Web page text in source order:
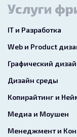
Услуги
IT и Разработка
Web и Product
Графический
Дизайн среды
Копирайтинг и
Медиа и Моушен
Менеджмент и